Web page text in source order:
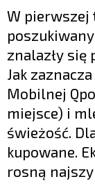
W pierwszej
znalazły się
Jak
Mobilnej
miejsce) i
świeżość.
kupowane.
rosną